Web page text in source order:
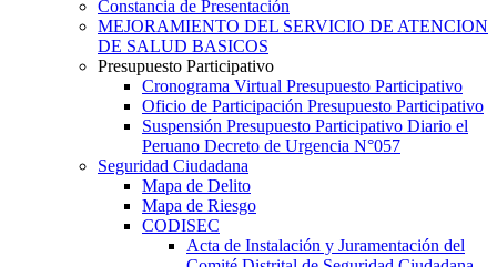
Constancia de Presentación
MEJORAMIENTO DEL SERVICIO DE ATENCION
DE SALUD BASICOS
Presupuesto Participativo
Cronograma Virtual Presupuesto Participativo
Oficio de Participación Presupuesto Participativo
Suspensión Presupuesto Participativo Diario el
Peruano Decreto de Urgencia N°057
Seguridad Ciudadana
Mapa de Delito
Mapa de Riesgo
CODISEC
Acta de Instalación y Juramentación del